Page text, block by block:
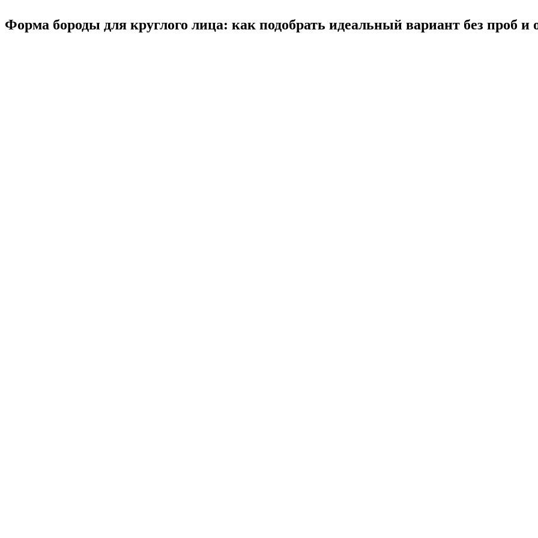
Форма бороды для круглого лица: как подобрать идеальный вариант без проб и